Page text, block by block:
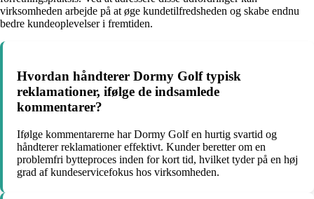
virksomheden arbejde på at øge kundetilfredsheden og skabe endnu
bedre kundeoplevelser i fremtiden.
Hvordan håndterer Dormy Golf typisk
reklamationer, ifølge de indsamlede
kommentarer?
Ifølge kommentarerne har Dormy Golf en hurtig svartid og
håndterer reklamationer effektivt. Kunder beretter om en
problemfri bytteproces inden for kort tid, hvilket tyder på en høj
grad af kundeservicefokus hos virksomheden.